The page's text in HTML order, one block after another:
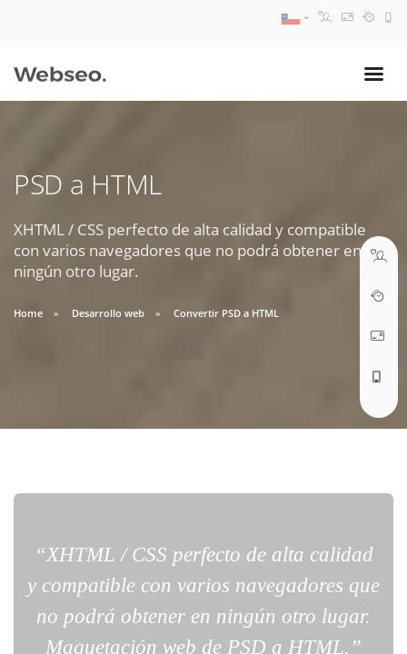
PSD a HTML
XHTML / CSS perfecto de alta calidad y compatible
con varios navegadores que no podrá obtener en
ningún otro lugar.
Home Desarrollo web Convertir PSD a HTML
“XHTML / CSS perfecto de alta calidad
y compatible con varios navegadores que
no podrá obtener en ningún otro lugar.
Maquetación web de PSD a HTML.”
09:30 AM A 18:30 PM
soporte@webseo.cl